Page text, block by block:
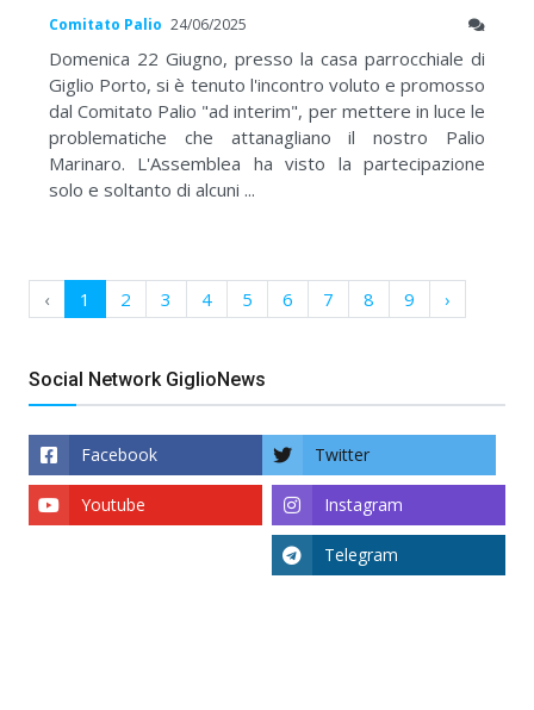
Comitato Palio 24/06/2025
Domenica 22 Giugno, presso la casa parrocchiale di
Giglio Porto, si è tenuto l'incontro voluto e promosso
dal Comitato Palio "ad interim", per mettere in luce le
problematiche che attanagliano il nostro Palio
Marinaro. L'Assemblea ha visto la partecipazione
solo e soltanto di alcuni ...
‹ 1 2 3 4 5 6 7 8 9 ›
Social Network GiglioNews
Facebook Twitter
Instagram
Youtube
Telegram